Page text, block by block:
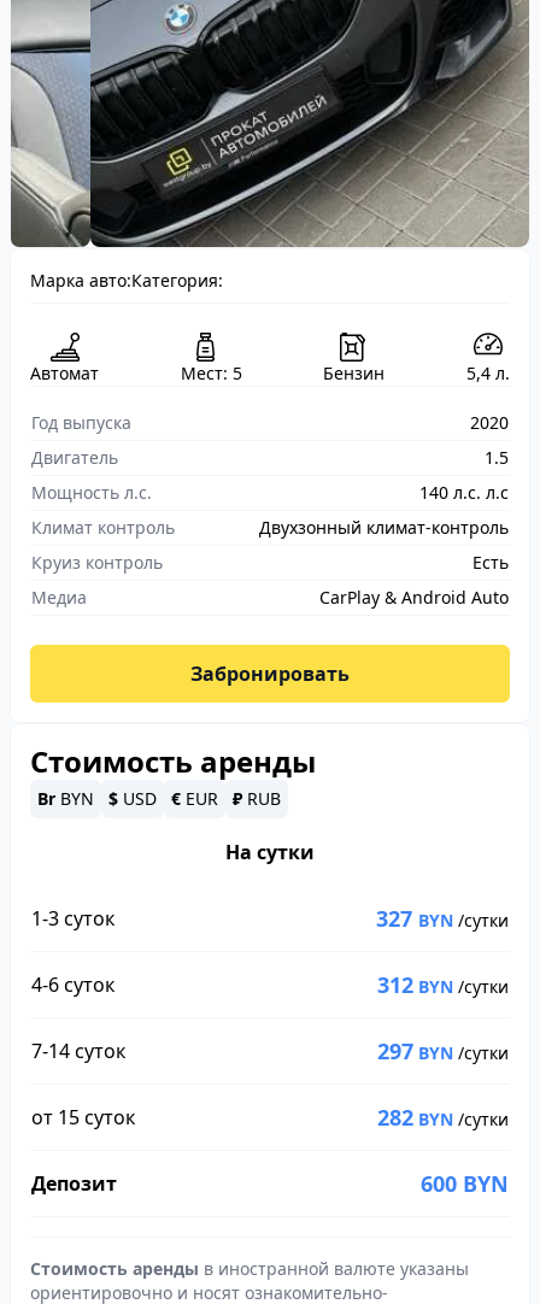
Марка авто:Категория:
Автомат Мест: 5 Бензин 5,4 л.
Год выпуска
2020
Двигатель
1.5
Мощность л.с.
140 л.с. л.с
Климат контроль
Двухзонный климат-контроль
Круиз контроль
Есть
Медиа
CarPlay & Android Auto
Забронировать
Стоимость аренды
Br BYN $ USD € EUR ₽ RUB
На сутки
1-3 суток 327 BYN /сутки
4-6 суток 312 BYN /сутки
7-14 суток 297 BYN /сутки
от 15 суток 282 BYN /сутки
Депозит 600 BYN
Стоимость аренды в иностранной валюте указаны
ориентировочно и носят ознакомительно-